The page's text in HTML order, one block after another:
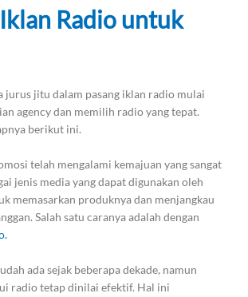
Radio untuk
jurus jitu dalam pasang iklan radio mulai
agency dan memilih radio yang tepat.
berikut ini.
telah mengalami kemajuan yang sangat
jenis media yang dapat digunakan oleh
memasarkan produknya dan menjangkau
Salah satu caranya adalah dengan
ada sejak beberapa dekade, namun
radio tetap dinilai efektif. Hal ini